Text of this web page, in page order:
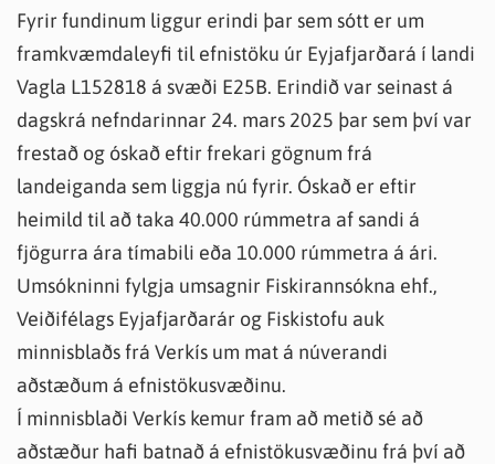
Fyrir fundinum liggur erindi þar sem sótt er um
framkvæmdaleyfi til efnistöku úr Eyjafjarðará í landi
Vagla L152818 á svæði E25B. Erindið var seinast á
dagskrá nefndarinnar 24. mars 2025 þar sem því var
frestað og óskað eftir frekari gögnum frá
landeiganda sem liggja nú fyrir. Óskað er eftir
heimild til að taka 40.000 rúmmetra af sandi á
fjögurra ára tímabili eða 10.000 rúmmetra á ári.
Umsókninni fylgja umsagnir Fiskirannsókna ehf.,
Veiðifélags Eyjafjarðarár og Fiskistofu auk
minnisblaðs frá Verkís um mat á núverandi
aðstæðum á efnistökusvæðinu.
Í minnisblaði Verkís kemur fram að metið sé að
aðstæður hafi batnað á efnistökusvæðinu frá því að